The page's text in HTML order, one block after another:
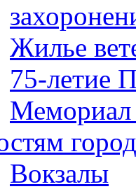
Жилье
75-летие
Мемориал
Вокзалы